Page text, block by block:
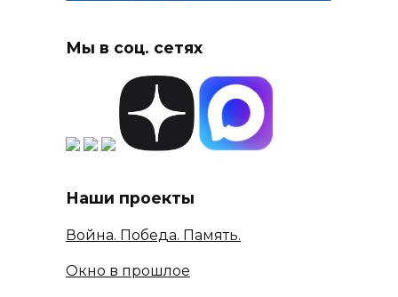
Мы в соц. сетях
Наши проекты
Война. Победа. Память.
Окно в прошлое